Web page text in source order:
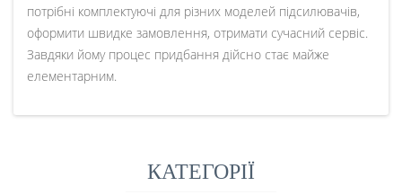
потрібні комплектуючі для різних моделей підсилювачів,
оформити швидке замовлення, отримати сучасний сервіс.
Завдяки йому процес придбання дійсно стає майже
елементарним.
КАТЕГОРІЇ